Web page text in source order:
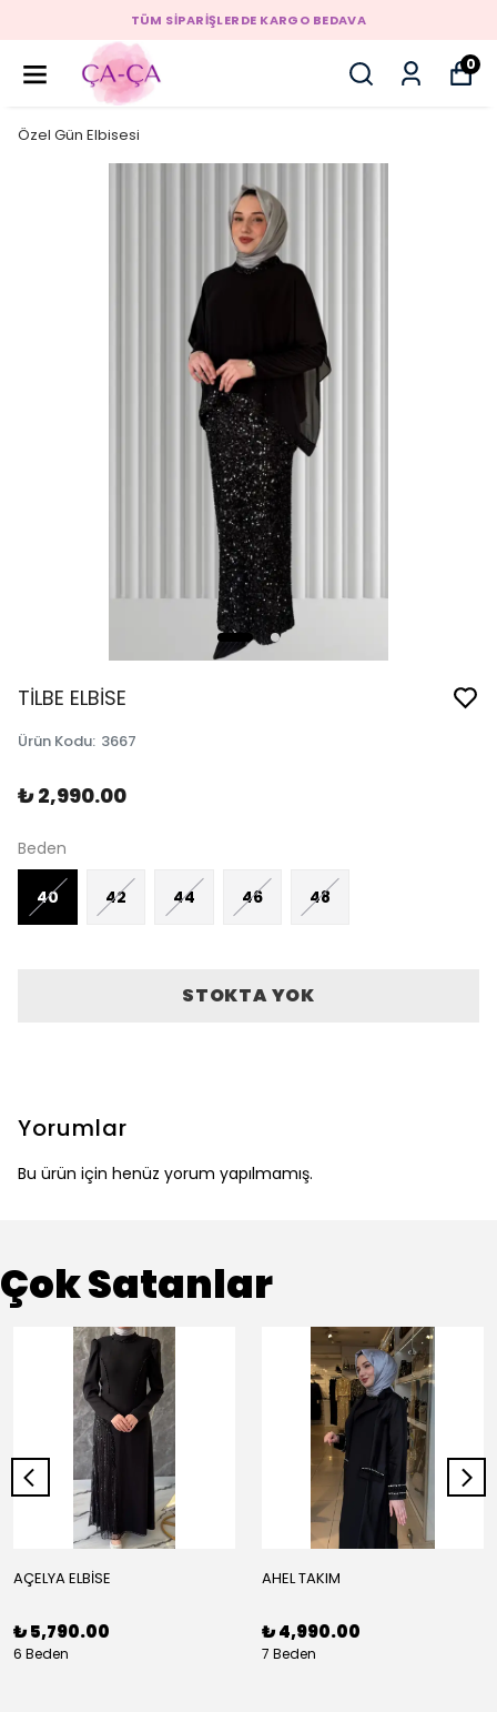
TÜM SİPARİŞLERDE KARGO BEDAVA
0
Özel Gün Elbisesi
TİLBE ELBİSE
Ürün Kodu: 3667
₺ 2,990.00
Beden
40 42 44 46 48
STOKTA YOK
Yorumlar
Bu ürün için henüz yorum yapılmamış.
Çok Satanlar
AÇELYA ELBİSE
₺ 5,790.00
6 Beden
AHEL TAKIM
₺ 4,990.00
7 Beden